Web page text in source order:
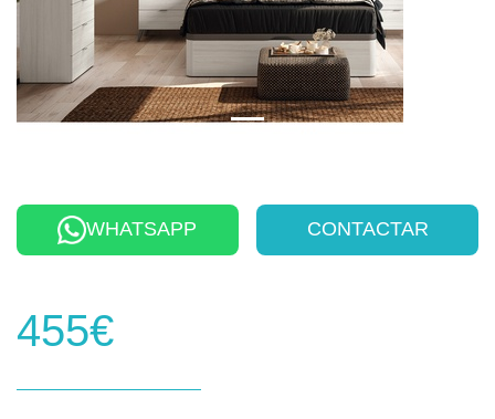
WHATSAPP CONTACTAR
455€